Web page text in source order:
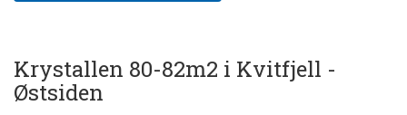
Krystallen 80-82m2 i Kvitfjell -
Østsiden